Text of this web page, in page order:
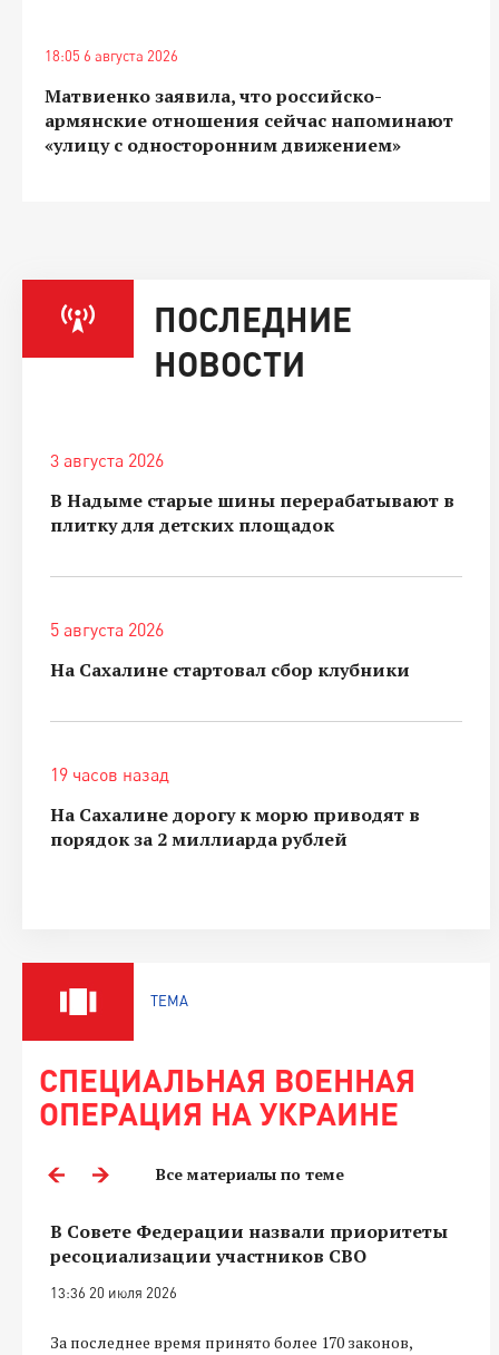
18:05 6 августа 2026
Матвиенко заявила, что российско-
армянские отношения сейчас напоминают
«улицу с односторонним движением»
ПОСЛЕДНИЕ
НОВОСТИ
3 августа 2026
В Надыме старые шины перерабатывают в
плитку для детских площадок
5 августа 2026
На Сахалине стартовал сбор клубники
19 часов назад
На Сахалине дорогу к морю приводят в
порядок за 2 миллиарда рублей
ТЕМА
СПЕЦИАЛЬНАЯ ВОЕННАЯ
ОПЕРАЦИЯ НА УКРАИНЕ
Все материалы по теме
В Совете Федерации назвали приоритеты
ресоциализации участников СВО
13:36 20 июля 2026
За последнее время принято более 170 законов,